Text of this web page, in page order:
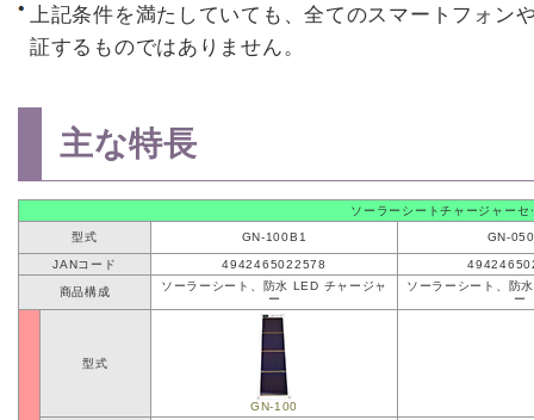
上記条件を満たしていても、全てのスマートフォン
証するものではありません。
主な特長
ソーラーシートチャージャーセ
型式
GN-100B1 GN-
JANコード 4942465022578
商品構成
ソーラーシート、防水 LED チャージャ
ー
ソーラーシート、防
ー
型式
GN-100